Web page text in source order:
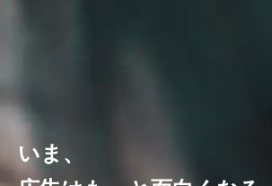
いま、